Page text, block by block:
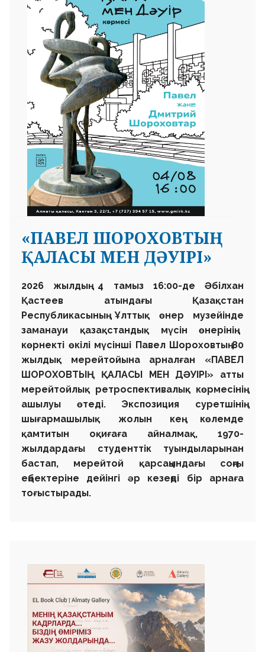
«ПАВЕЛ ШОРОХОВТЫҢ
ҚАЛАСЫ МЕН ДӘУІРІ»
2026 жылдың 4 тамыз 16:00-де
Әбілхан
Қастеев атындағы Қазақстан
РеспубликасыныңҰлттық өнер музейінде
заманауи қазақстандық мүсін өнерінің
көрнекті өкілі мүсінші Павел Шороховтың80
жылдық мерейтойына арналған «ПАВЕЛ
ШОРОХОВТЫҢ ҚАЛАСЫ МЕН ДӘУІРІ» атты
мерейтойлық ретроспективалық көрмесінің
ашылуы өтеді. Экспозиция суретшінің
шығармашылық жолын кең көлемде
қамтитын оқиғаға айналмақ, 1970-
жылдардағы студенттік туындыларынан
бастап, мерейтой қарсаңындағы соңғы
еңбектеріне дейінгі әр кезеңді бір арнаға
тоғыстырады.